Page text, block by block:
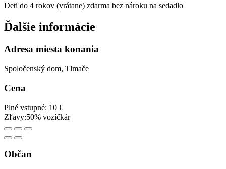
Deti do 4 rokov (vrátane) zdarma bez nároku na sedadlo
Ďalšie informácie
Adresa miesta konania
Spoločenský dom, Tlmače
Cena
Plné vstupné: 10 €
Zľavy:50% vozíčkár
Občan